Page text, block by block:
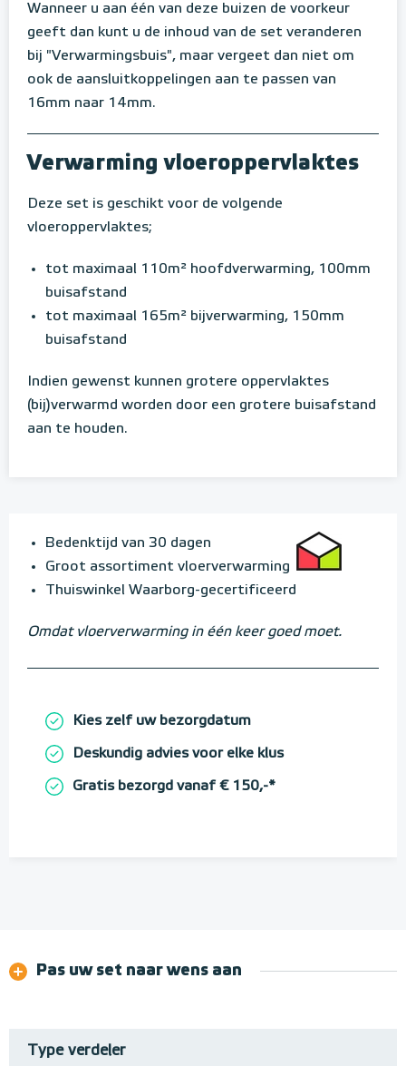
Wanneer u aan één van deze buizen de voorkeur
geeft dan kunt u de inhoud van de set veranderen
bij "Verwarmingsbuis", maar vergeet dan niet om
ook de aansluitkoppelingen aan te passen van
16mm naar 14mm.
Verwarming vloeroppervlaktes
Deze set is geschikt voor de volgende
vloeroppervlaktes;
tot maximaal 110m² hoofdverwarming, 100mm
buisafstand
tot maximaal 165m² bijverwarming, 150mm
buisafstand
Indien gewenst kunnen grotere oppervlaktes
(bij)verwarmd worden door een grotere buisafstand
aan te houden.
Bedenktijd van 30 dagen
Groot assortiment vloerverwarming
Thuiswinkel Waarborg-gecertificeerd
Omdat vloerverwarming in één keer goed moet.
Kies zelf uw bezorgdatum
Deskundig advies voor elke klus
Gratis bezorgd vanaf € 150,-*
Pas uw set naar wens aan
Type verdeler